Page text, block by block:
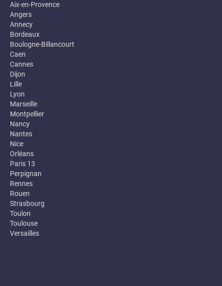
Aix-en-Provence
Angers
Annecy
Bordeaux
Boulogne-Billancourt
Caen
Cannes
Dijon
Lille
Lyon
Marseille
Montpellier
Nancy
Nantes
Nice
Orléans
Paris 13
Perpignan
Rennes
Rouen
Strasbourg
Toulon
Toulouse
Versailles